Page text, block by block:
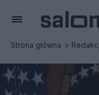
Strona główna